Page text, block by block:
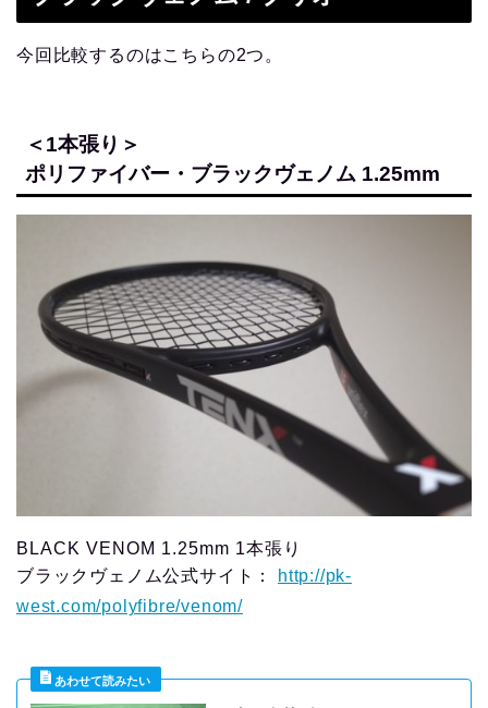
今回比較するのはこちらの2つ。
＜1本張り＞
ポリファイバー・ブラックヴェノム 1.25mm
BLACK VENOM 1.25mm 1本張り
ブラックヴェノム公式サイト：
http://pk-
west.com/polyfibre/venom/